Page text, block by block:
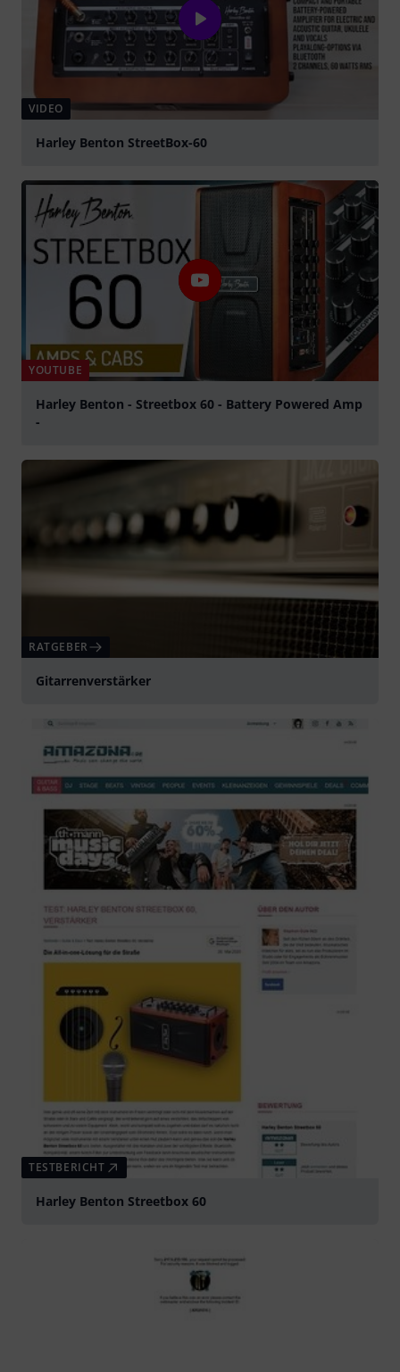
VIDEO
Harley Benton StreetBox-60
YOUTUBE
Harley Benton - Streetbox 60 - Battery Powered Amp
-
RATGEBER
Gitarrenverstärker
TESTBERICHT
Harley Benton Streetbox 60